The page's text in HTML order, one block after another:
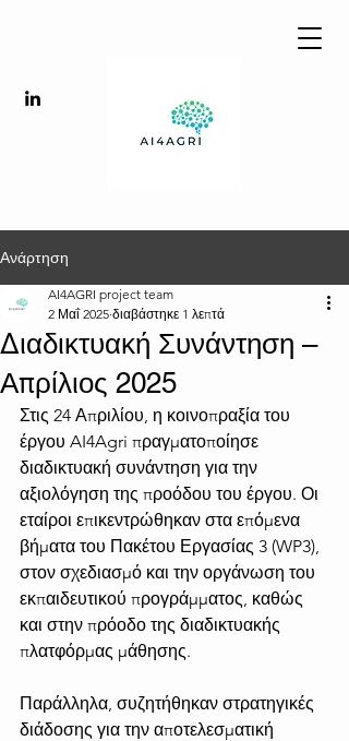
Ανάρτηση
Διαδικτυακή Συνάντηση –
Απρίλιος 2025
AI4AGRI project team
2 Μαΐ 2025 διαβάστηκε 1 λεπτά
Στις 24 Απριλίου, η κοινοπραξία του
έργου AI4Agri πραγματοποίησε
διαδικτυακή συνάντηση για την
αξιολόγηση της προόδου του έργου. Οι
εταίροι επικεντρώθηκαν στα επόμενα
βήματα του Πακέτου Εργασίας 3 (WP3),
στον σχεδιασμό και την οργάνωση του
εκπαιδευτικού προγράμματος, καθώς
και στην πρόοδο της διαδικτυακής
πλατφόρμας μάθησης.
Παράλληλα, συζητήθηκαν στρατηγικές
διάδοσης για την αποτελεσματική